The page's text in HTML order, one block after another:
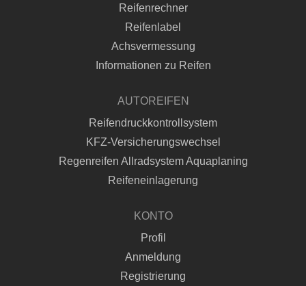
Reifenrechner
Reifenlabel
Achsvermessung
Informationen zu Reifen
AUTOREIFEN
Reifendruckkontrollsystem
KFZ-Versicherungswechsel
Regenreifen Allradsystem Aquaplaning
Reifeneinlagerung
KONTO
Profil
Anmeldung
Registrierung